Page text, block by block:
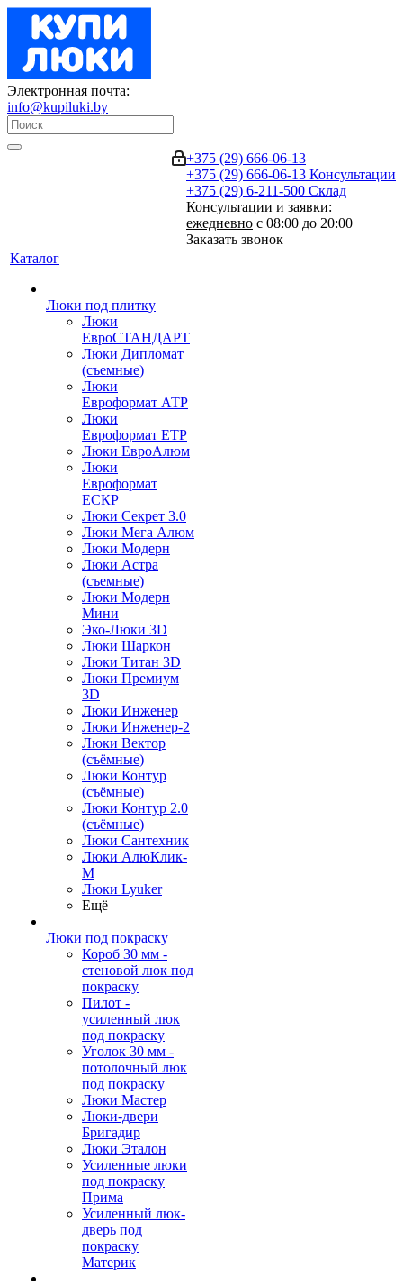
Электронная почта:
info@kupiluki.by
+375 (29) 666-06-13
+375 (29) 666-06-13 Консультации
+375 (29) 6-211-500 Склад
Консультации и заявки:
ежедневно с 08:00 до 20:00
Заказать звонок
Каталог
Люки под плитку
Люки
ЕвроСТАНДАРТ
Люки Дипломат
(съемные)
Люки
Евроформат АТР
Люки
Евроформат ЕТР
Люки ЕвроАлюм
Люки
Евроформат
ЕСКР
Люки Секрет 3.0
Люки Мега Алюм
Люки Модерн
Люки Астра
(съемные)
Люки Модерн
Мини
Эко-Люки 3D
Люки Шаркон
Люки Титан 3D
Люки Премиум
3D
Люки Инженер
Люки Инженер-2
Люки Вектор
(съёмные)
Люки Контур
(съёмные)
Люки Контур 2.0
(съёмные)
Люки Сантехник
Люки АлюКлик-
М
Люки Lyuker
Ещё
Люки под покраску
Короб 30 мм -
стеновой люк под
покраску
Пилот -
усиленный люк
под покраску
Уголок 30 мм -
потолочный люк
под покраску
Люки Мастер
Люки-двери
Бригадир
Люки Эталон
Усиленные люки
под покраску
Прима
Усиленный люк-
дверь под
покраску
Материк